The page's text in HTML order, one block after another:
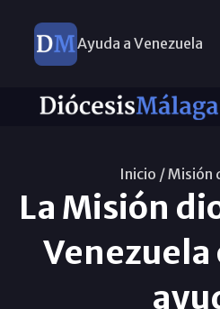
Ayuda a Venezuela
Inicio /Misión
La Misión
Venezuela